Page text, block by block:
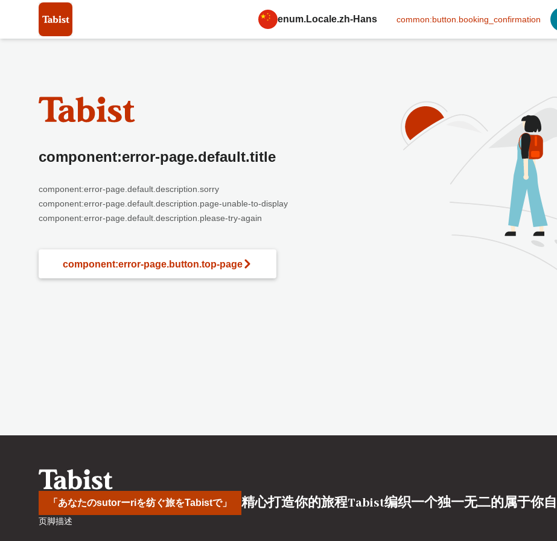
enum.Locale.zh-Hans common:button.booking_confirmation
component:error-page.default.title
component:error-page.default.description.sorry
component:error-page.default.description.page-unable-to-display
component:error-page.default.description.please-try-again
component:error-page.button.top-page
「あなたのsutorーriを纺ぐ旅をTabistで」 精心打造你的旅程Tabist编织一个独一无二的属于你自
页脚描述